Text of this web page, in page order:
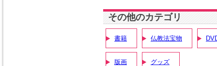
その他のカテゴリ
書籍 仏教法宝物
版画 グッズ